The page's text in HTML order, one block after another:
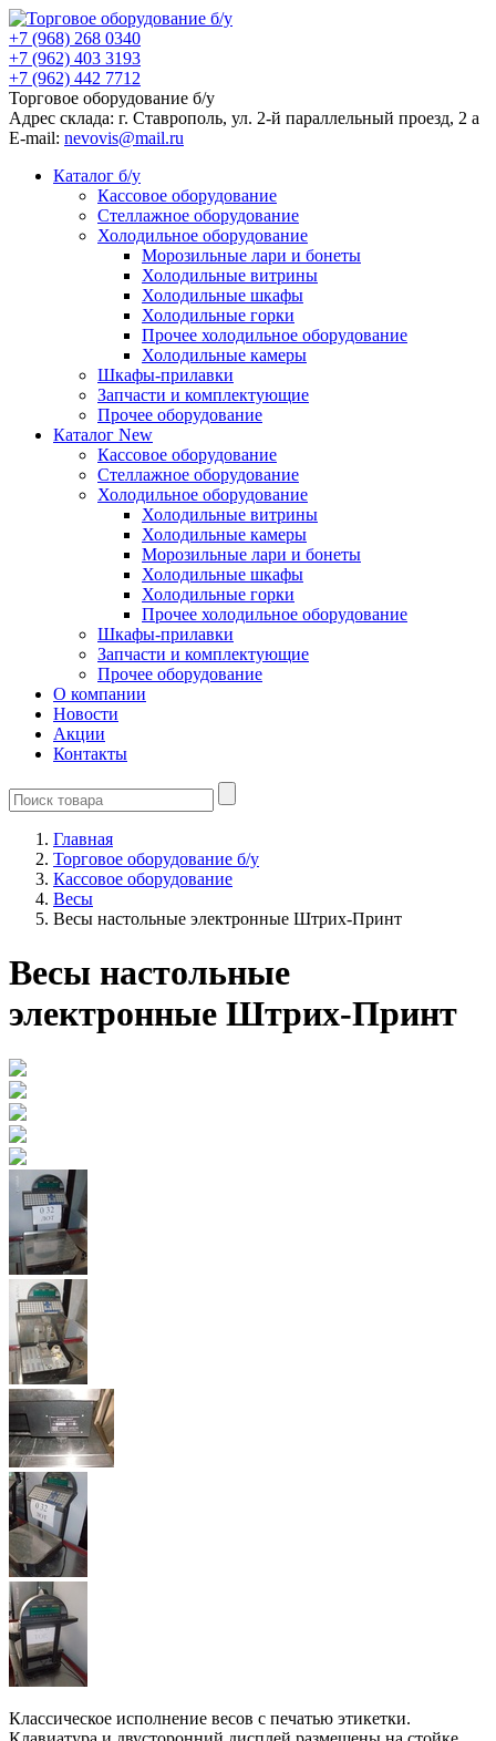
+7 (968) 268 0340
+7 (962) 403 3193
+7 (962) 442 7712
Торговое оборудование б/у
Адрес склада: г. Ставрополь, ул. 2-й параллельный проезд, 2 a
E-mail: nevovis@mail.ru
Каталог б/у
Кассовое оборудование
Стеллажное оборудование
Холодильное оборудование
Морозильные лари и бонеты
Холодильные витрины
Холодильные шкафы
Холодильные горки
Прочее холодильное оборудование
Холодильные камеры
Шкафы-прилавки
Запчасти и комплектующие
Прочее оборудование
Каталог New
Кассовое оборудование
Стеллажное оборудование
Холодильное оборудование
Холодильные витрины
Холодильные камеры
Морозильные лари и бонеты
Холодильные шкафы
Холодильные горки
Прочее холодильное оборудование
Шкафы-прилавки
Запчасти и комплектующие
Прочее оборудование
О компании
Новости
Акции
Контакты
Главная
Торговое оборудование б/у
Кассовое оборудование
Весы
Весы настольные электронные Штрих-Принт
Весы настольные
электронные Штрих-Принт
Классическое исполнение весов с печатью этикетки.